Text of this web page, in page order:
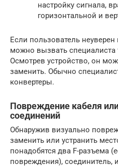
настройку сигнала,
горизонтальной и
Если пользователь
можно вызвать специалиста
Осмотрев устройство, он
заменить. Обычно
конвертеры.
Повреждение кабеля
соединений
Обнаружив визуально
заменить или устранить
понадобятся два F-разъема
повреждения), соединитель,